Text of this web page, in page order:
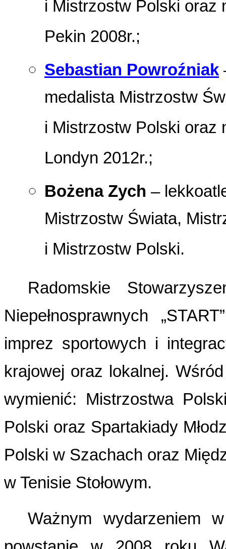
i Mistrzostw Polski oraz
Pekin 2008r.;
Sebastian Powroźniak
medalista Mistrzostw
i Mistrzostw Polski oraz
Londyn 2012r.;
Bożena Zych –
Mistrzostw Świata,
i Mistrzostw Polski.
Radomskie
Niepełnosprawnych
imprez sportowych i
krajowej oraz lokalnej.
wymienić: Mistrzostwa
Polski oraz Spartakiady
Polski w Szachach oraz
w Tenisie Stołowym.
Ważnym wydarzeniem